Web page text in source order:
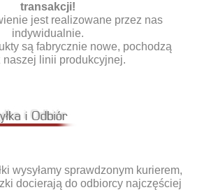
transakcji!
jest realizowane przez nas
indywidualnie.
są fabrycznie nowe, pochodzą
naszej linii produkcyjnej.
wysyłamy sprawdzonym kurierem,
docierają do odbiorcy najczęściej